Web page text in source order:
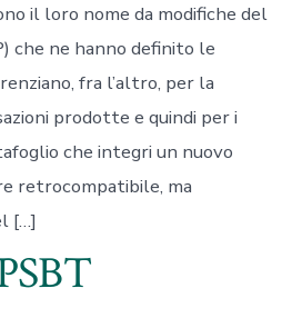
il loro nome da modifiche del
che ne hanno definito le
fra l’altro, per la
prodotte e quindi per i
che integri un nuovo
retrocompatibile, ma
[…]